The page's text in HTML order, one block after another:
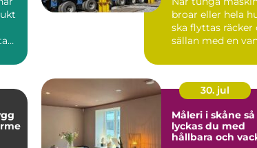
broar eller hela
ska flyttas räcker
sällan med en
30. jul
Måleri i skåne så
lyckas du med
hållbara och